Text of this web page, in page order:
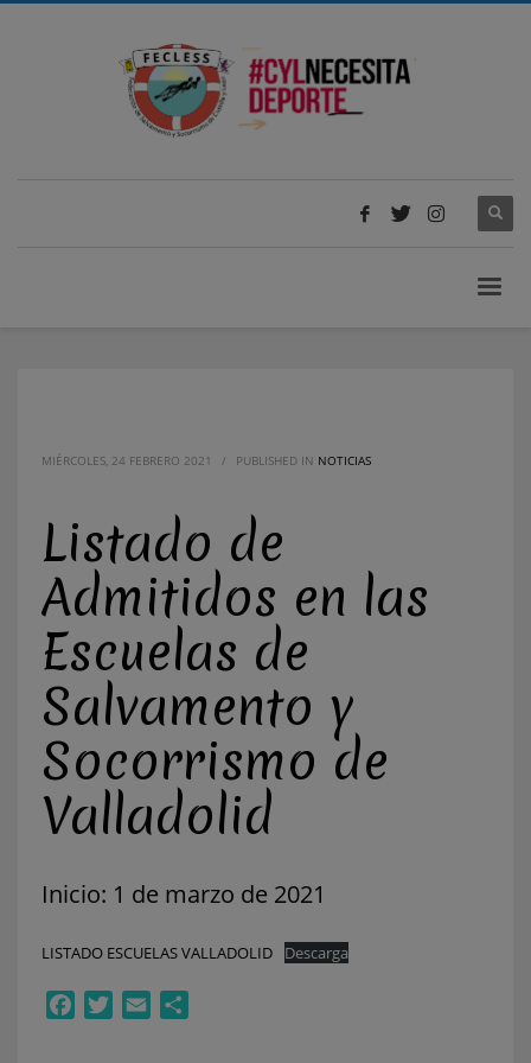
MIÉRCOLES, 24 FEBRERO 2021 / PUBLISHED IN NOTICIAS
Listado de
Admitidos en las
Escuelas de
Salvamento y
Socorrismo de
Valladolid
Inicio: 1 de marzo de 2021
LISTADO ESCUELAS VALLADOLID Descarga
FacebookTwitterEmail